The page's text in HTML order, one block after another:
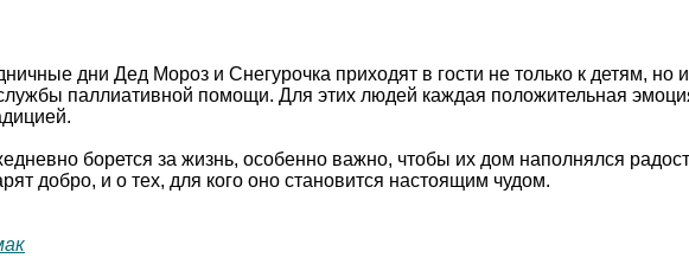
дни Дед Мороз и Снегурочка приходят в гости не только к детям,
паллиативной помощи. Для этих людей каждая положительная
борется за жизнь, особенно важно, чтобы их дом наполнялся
добро, и о тех, для кого оно становится настоящим чудом.